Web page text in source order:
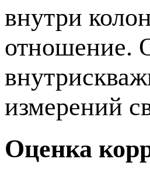
внутри
отношение.
измерений
Оценка